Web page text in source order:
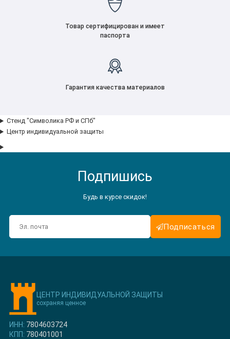
Товар сертифицирован и имеет
паспорта
Гарантия качества материалов
Стенд "Символика РФ и СПб"
Центр индивидуальной защиты
Подпишись
Будь в курсе скидок!
Подписаться
ЦЕНТР ИНДИВИДУАЛЬНОЙ ЗАЩИТЫ
сохраняя ценное
ИНН: 7804603724
КПП: 780401001